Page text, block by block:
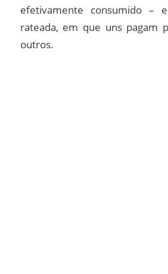
efetivamente consumido –
rateada, em que uns pagam
outros.